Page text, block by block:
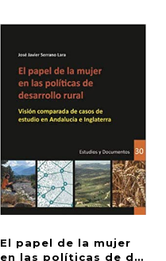
El papel de la mujer
en las políticas de